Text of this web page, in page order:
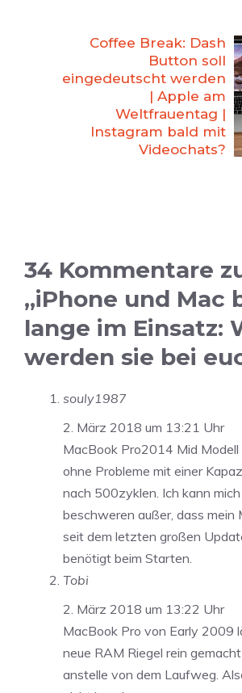
Coffee Break: Dash
Button soll
eingedeutscht werden
| Apple am
Weltfrauentag |
Instagram bald mit
Videochats?
34 Kommentare
„iPhone und Mac
lange im Einsatz:
werden sie bei
souly1987
2. März 2018 um 13:21 Uhr
MacBook Pro2014 Mid Modell
ohne Probleme mit einer
nach 500zyklen. Ich kann
beschweren außer, dass mein
seit dem letzten großen
benötigt beim Starten.
Tobi
2. März 2018 um 13:22 Uhr
MacBook Pro von Early 2009
neue RAM Riegel rein
anstelle von dem Laufweg.